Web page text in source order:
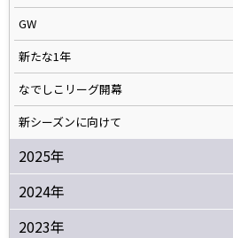
GW
新たな1年
なでしこリーグ開幕
新シーズンに向けて
2025年
2024年
2023年